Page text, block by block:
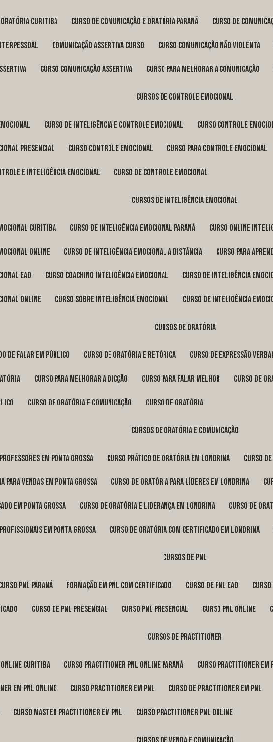
oratória Curitiba curso de comunicação e oratória Paraná curso de
comunicação assertiva curso curso comunicação não violenta
curso comunicação assertiva curso para melhorar a comunicação
cursos de controle emocional
curso de inteligência e controle emocional curso controle
presencial curso controle emocional curso para controle emocional
e inteligência emocional curso de controle emocional
cursos de inteligência emocional
Curitiba curso de inteligência emocional Paraná curso online
online curso de inteligência emocional a distância curso para
ead curso coaching inteligência emocional curso de inteligência
online curso sobre inteligência emocional curso de inteligência
cursos de oratória
de falar em público curso de oratória e retórica curso de expressão
curso para melhorar a dicção curso para falar melhor curso de
curso de oratória e comunicação curso de oratória
cursos de oratória e comunicação
em Ponta Grossa curso prático de oratória em Londrina curso
vendas em Ponta Grossa curso de oratória para líderes em Londrina
em Ponta Grossa curso de oratória e liderança em Londrina curso de
em Ponta Grossa curso de oratória com certificado em Londrina
cursos de pnl
curso pnl Paraná formação em pnl com certificado curso de pnl ead
curso de pnl presencial curso pnl presencial curso pnl online
cursos de practitioner
Curitiba curso practitioner pnl online Paraná curso practitioner em
em pnl online curso practitioner em pnl curso de practitioner em pnl
curso master practitioner em pnl curso practitioner pnl online